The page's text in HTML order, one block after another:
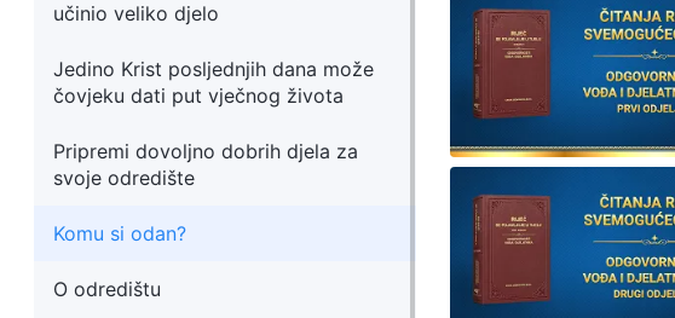
učinio veliko djelo
Jedino Krist posljednjih dana može
čovjeku dati put vječnog života
Pripremi dovoljno dobrih djela za
svoje odredište
Komu si odan?
O odredištu